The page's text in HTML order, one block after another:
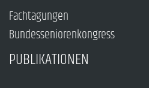
Fachtagungen
Bundesseniorenkongress
PUBLIKATIONEN